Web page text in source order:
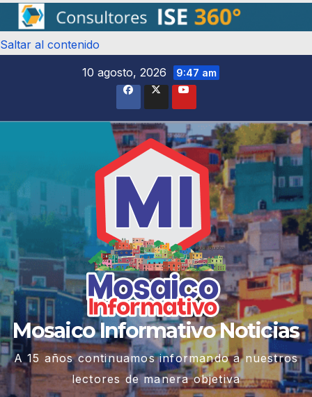
Saltar al contenido
10 agosto, 2026
9:47 am
Mosaico Informativo Noticias
A 15 años continuamos informando a nuestros
lectores de manera objetiva